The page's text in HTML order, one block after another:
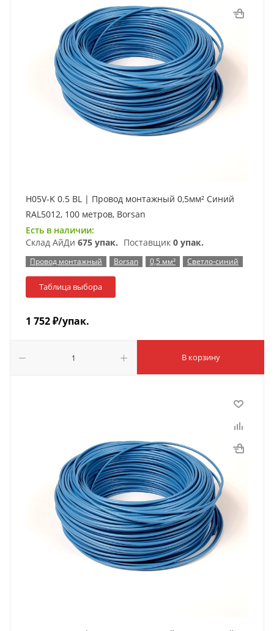
H05V-K 0.5 BL | Провод монтажный 0,5мм² Синий
RAL5012, 100 метров, Borsan
Есть в наличии:
Склад АйДи 675 упак. Поставщик 0 упак.
Провод монтажный Borsan 0,5 мм² Светло-синий
Таблица выбора
1 752₽/упак.
В корзину